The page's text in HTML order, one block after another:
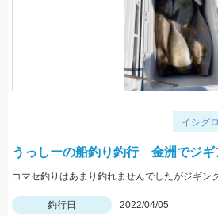
イシグ
うっしーの船釣り釣行 金洲でジギ
釣行日
2022/04/05